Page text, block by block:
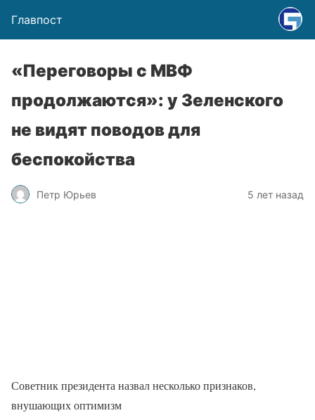
Главпост
«Переговоры с МВФ
продолжаются»: у Зеленского
не видят поводов для
беспокойства
Петр Юрьев 5 лет назад
Советник президента назвал несколько признаков,
внушающих оптимизм